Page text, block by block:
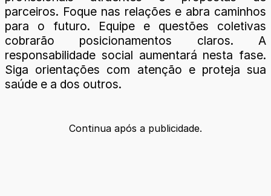
parceiros. Foque nas relações e abra caminhos
para o futuro. Equipe e questões coletivas
cobrarão posicionamentos claros. A
responsabilidade social aumentará nesta fase.
Siga orientações com atenção e proteja sua
saúde e a dos outros.
Continua após a publicidade.